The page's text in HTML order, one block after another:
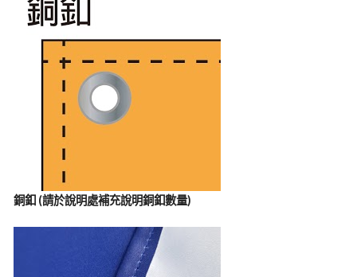
銅釦 (請於說明處補充說明銅釦數量)